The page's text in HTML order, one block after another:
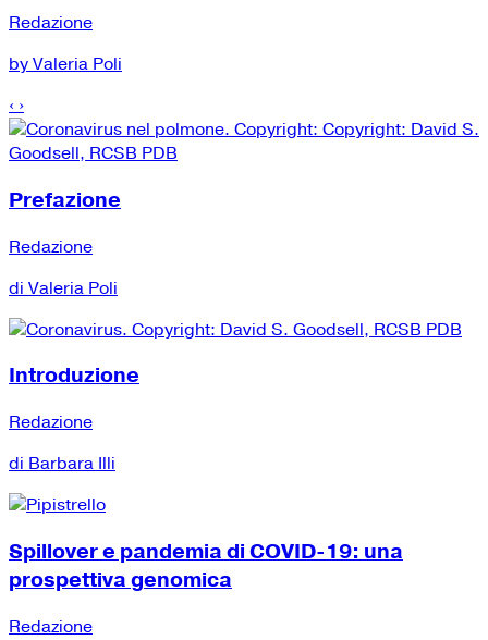
Redazione
by Valeria Poli
‹ ›
Prefazione
Redazione
di Valeria Poli
Introduzione
Redazione
di Barbara Illi
Spillover e pandemia di COVID-19: una
prospettiva genomica
Redazione